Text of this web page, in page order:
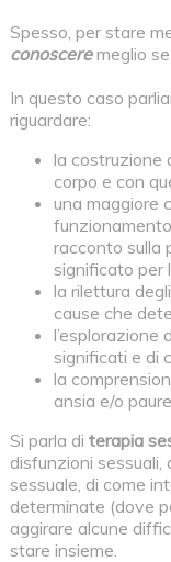
Spesso, per stare
conosceremeglio se
In questo caso
riguardare:
la costruzione
corpo e con
una maggiore
racconto sulla
significato per
la rilettura
cause che
l’esplorazione
significati e di
la
ansia e/o paure.
Si parla di terapia
disfunzioni sessuali,
sessuale, di come
determinate (dove
aggirare alcune
stare insieme.